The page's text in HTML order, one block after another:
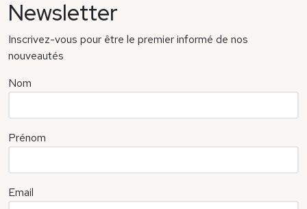
Newsletter
Inscrivez-vous pour être le premier informé de nos
nouveautés
Nom
Prénom
Email